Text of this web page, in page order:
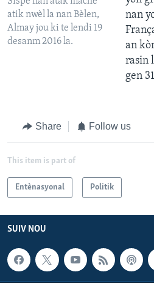
atik nwèl la nan Bèlen,
Almay jou ki te lendi 19
desanm 2016 la.
nan
an
rasin
gen
Share Follow us
This item is part of
Entènasyonal Politik
SUIV NOU